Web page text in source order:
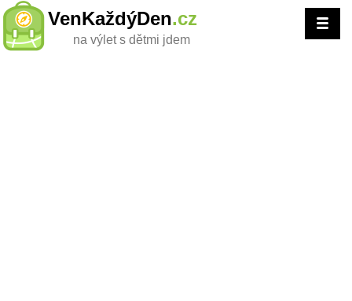
VenKaždýDen.cz
na výlet s dětmi jdem